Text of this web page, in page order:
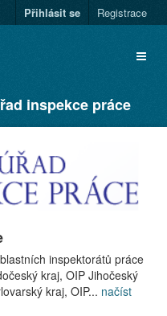
Přihlásit se Registrace
inspekce práce
inspektorátů práce
kraj, OIP Jihočeský
kraj, OIP... načíst